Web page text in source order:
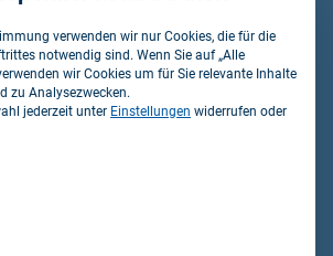
bestehender
bei der e-
achten sollten
verwenden wir nur Cookies, die für die
notwendig sind. Wenn Sie auf „Alle
wir Cookies um für Sie relevante Inhalte
zu Analysezwecken.
jederzeit unter Einstellungen widerrufen oder
der Service-Gruppen, für die eine